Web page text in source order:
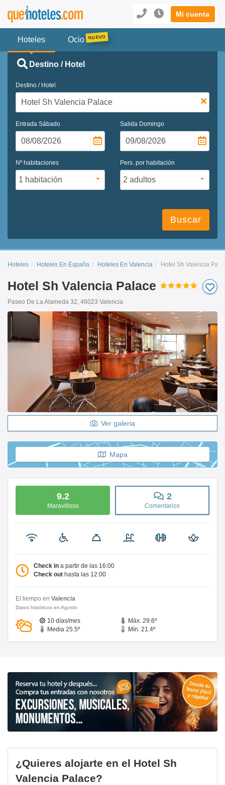
Mi cuenta
Hoteles Ocio
Destino / Hotel
Destino / Hotel
Entrada Sábado Salida Domingo
Nº habitaciones Pers. por habitación
Buscar
Hoteles Hoteles En España Hoteles En Valencia Hotel Sh Valencia
Hotel Sh Valencia Palace
Paseo De La Alameda 32, 46023 Valencia
Ver galeria
Mapa
9.2
Maravilloso
2
Comentarios
Check in a partir de las 16:00
Check out hasta las 12:00
El tiempo en Valencia
Datos históricos en Agosto
10 días/mes
Máx. 29.6º
Media 25.5º
Mín. 21.4º
¿Quieres alojarte en el Hotel Sh
Valencia Palace?